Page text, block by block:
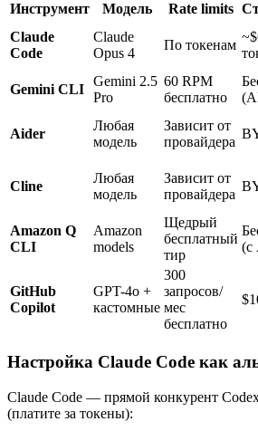
Инструмент Модель Rate limits
Claude
Code
Claude
Opus 4
По токенам
Gemini CLI
Gemini 2.5
Pro
60 RPM
бесплатно
Aider
Любая
модель
Зависит от
провайдера
Cline
Любая
модель
Зависит от
провайдера
Amazon Q
CLI
Amazon
models
Щедрый
бесплатный
тир
(с
GitHub
Copilot
GPT-4o +
кастомные
300
запросов/
мес
бесплатно
Настройка Claude Code как
Claude Code — прямой конкурент
(платите за токены):